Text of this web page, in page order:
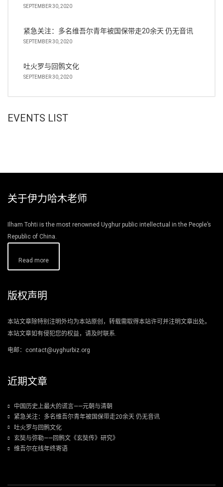
SEPTEMBER 30, 2020
紧急关注：多名维吾尔青年被国保带走20余天 仍无音讯
SEPTEMBER 30, 2020
吐火罗与回鹘文化
SEPTEMBER 30, 2020
EVENTS LIST
关于伊力哈木老师
Ilham Tohti is the most renowned Uyghur public intellectual in the People’s
Republic of China.
Read more
版权声明
本站文章除特别注明外均为本站原创，转载需取得本站许可并注明文章出处。
本站文章如有侵犯您的权益，请及时联系.
电邮：contact@uyghurbiz.org
近期文章
中国历史上最大的谎言——元朝与清朝
紧急关注：多名维吾尔青年被国保带走20余天 仍无音讯
吐火罗与回鹘文化
玄奘与弥勒——回鹘文《玄奘传》研究》
维吾尔在线年终寄语